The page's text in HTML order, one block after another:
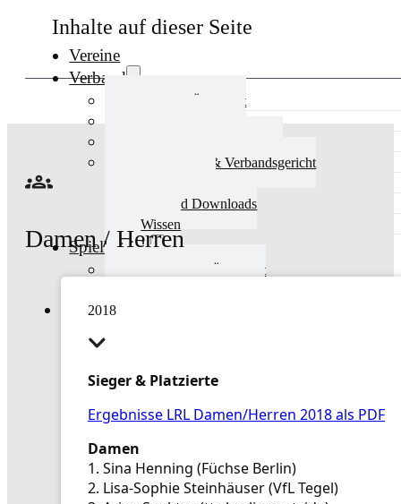
Vereine
Verband
Verband Übersicht
Ausschüsse & Verbandsgericht
Verband Downloads
Wissen
Spielbetrieb
Spielbetrieb Übersicht
mini-Meisterschaften
Terminkalender
Vereinsturniere
Schiedsrichter
Inhalte auf dieser Seite
Damen / Herren
2018
Sieger & Platzierte
Ergebnisse LRL Damen/Herren 2018 als PDF
Damen
1. Sina Henning (Füchse Berlin)
2. Lisa-Sophie Steinhäuser (VfL Tegel)